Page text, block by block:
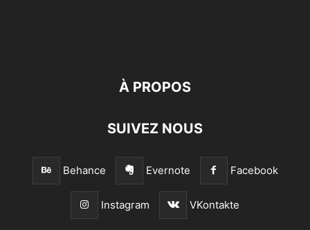
À PROPOS
SUIVEZ NOUS
Behance Evernote Facebook
Instagram VKontakte